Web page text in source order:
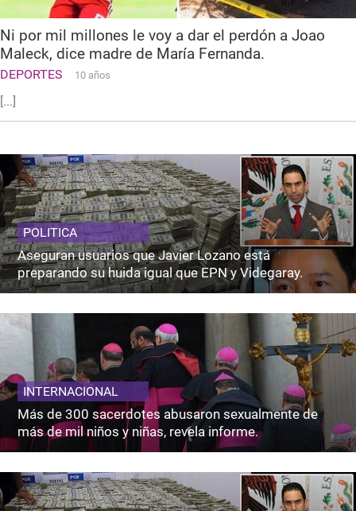
Ni por mil millones le voy a dar el perdón a Joao
Maleck, dice madre de María Fernanda.
DEPORTES 10 años
[...]
POLITICA
Aseguran usuarios que Javier Lozano está
preparando su huida igual que EPN y Videgaray.
INTERNACIONAL
Más de 300 sacerdotes abusaron sexualmente de
más de mil niños y niñas, revela informe.